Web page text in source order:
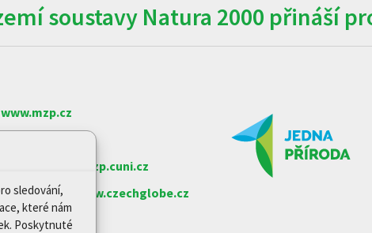
sledování,
které nám
Poskytnuté
soustavy Natura 2000 přináší
www.mzp.cz
www.nature.cz
Karlovy
www.czp.cuni.cz
věd ČR
www.czechglobe.cz